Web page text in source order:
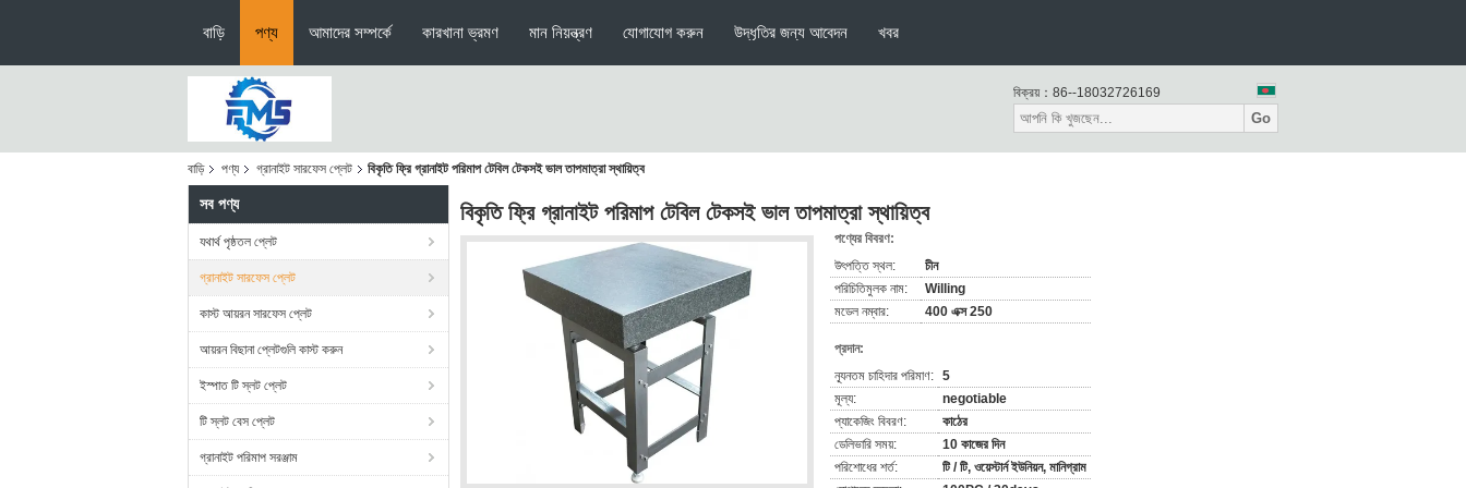
বাড়ি পণ্য আমাদের সম্পর্কে কারখানা ভ্রমণ মান নিয়ন্ত্রণ যোগাযোগ করুন উদ্ধৃতির জন্য আবেদন খবর
বিক্রয়： 86--18032726169
Go
বাড়ি পণ্য গ্রানাইট সারফেস প্লেট বিকৃতি ফ্রি গ্রানাইট পরিমাপ টেবিল টেকসই ভাল তাপমাত্রা স্থায়িত্ব
সব পণ্য
যথার্থ পৃষ্ঠতল প্লেট
গ্রানাইট সারফেস প্লেট
কাস্ট আয়রন সারফেস প্লেট
আয়রন বিছানা প্লেটগুলি কাস্ট করুন
ইস্পাত টি স্লট প্লেট
টি স্লট বেস প্লেট
গ্রানাইট পরিমাপ সরঞ্জাম
বিকৃতি ফ্রি গ্রানাইট পরিমাপ টেবিল টেকসই ভাল তাপমাত্রা স্থায়িত্ব
পণ্যের বিবরণ:
উৎপত্তি স্থল:
চীন
পরিচিতিমুলক নাম:
Willing
মডেল নম্বার:
400 এক্স 250
প্রদান:
ন্যূনতম চাহিদার পরিমাণ: 5
মূল্য:
negotiable
প্যাকেজিং বিবরণ:
কাঠের
ডেলিভারি সময়:
10 কাজের দিন
পরিশোধের শর্ত:
টি / টি, ওয়েস্টার্ন ইউনিয়ন, মানিগ্রাম